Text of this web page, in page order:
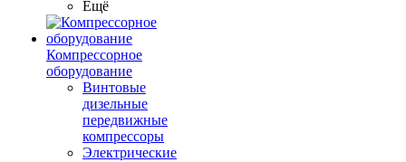
Ещё
Компрессорное
оборудование
Винтовые
дизельные
передвижные
компрессоры
Электрические